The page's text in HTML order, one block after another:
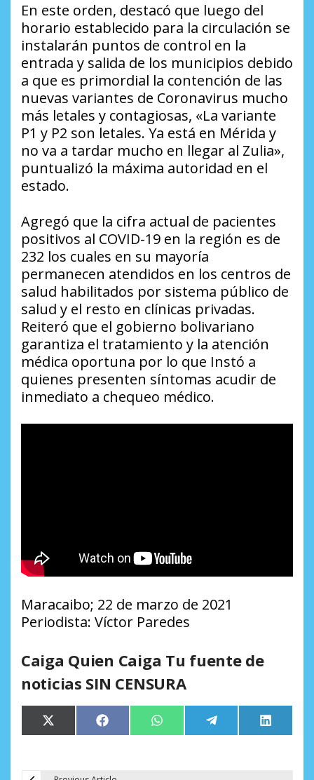
En este orden, destacó que luego del
horario establecido para la circulación se
instalarán puntos de control en la
entrada y salida de los municipios debido
a que es primordial la contención de las
nuevas variantes de Coronavirus mucho
más letales y contagiosas, «La variante
P1 y P2 son letales. Ya está en Mérida y
no va a tardar mucho en llegar al Zulia»,
puntualizó la máxima autoridad en el
estado.
Agregó que la cifra actual de pacientes
positivos al COVID-19 en la región es de
232 los cuales en su mayoría
permanecen atendidos en los centros de
salud habilitados por sistema público de
salud y el resto en clínicas privadas.
Reiteró que el gobierno bolivariano
garantiza el tratamiento y la atención
médica oportuna por lo que Instó a
quienes presenten síntomas acudir de
inmediato a chequeo médico.
Maracaibo; 22 de marzo de 2021
Periodista: Víctor Paredes
Caiga Quien Caiga Tu fuente de
noticias SIN CENSURA
Compartir
en
X
(Twitter)
Compartir
en
Facebook Compartir
en
WhatsApp Compartir
en
Telegram
en
LinkedIn